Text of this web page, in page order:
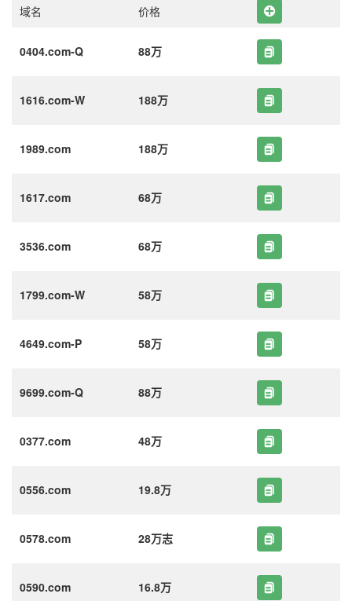
域名 价格
0404.com-Q 88万
1616.com-W 188万
1989.com 188万
1617.com 68万
3536.com 68万
1799.com-W 58万
4649.com-P 58万
9699.com-Q 88万
0377.com 48万
0556.com 19.8万
0578.com 28万志
0590.com 16.8万